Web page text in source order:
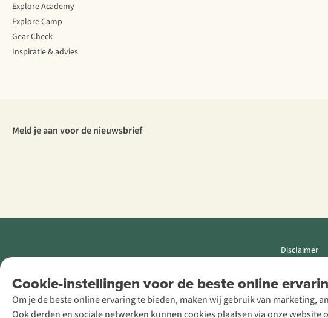
Cookie-instellingen voor de beste online
Om je de beste online ervaring te bieden, maken wij gebruik van marketing,
Ook derden en sociale netwerken kunnen cookies plaatsen via onze
Explore Academy
Explore Camp
Gear Check
Inspiratie & advies
Meld je aan voor de nieuwsbrief
Disclaimer
Retail Concepts
NV,
Smallandlaan